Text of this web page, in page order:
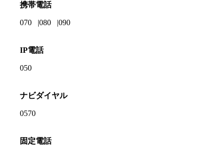
携帯電話
070 080 090
IP電話
050
ナビダイヤル
0570
固定電話